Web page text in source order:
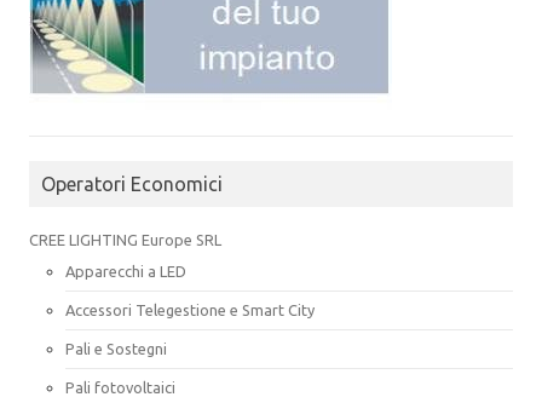
Operatori Economici
CREE LIGHTING Europe SRL
Apparecchi a LED
Accessori Telegestione e Smart City
Pali e Sostegni
Pali fotovoltaici